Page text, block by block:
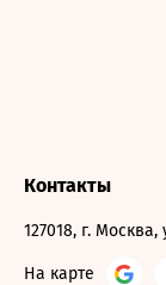
Контакты
127018, г. Москва,
На карте